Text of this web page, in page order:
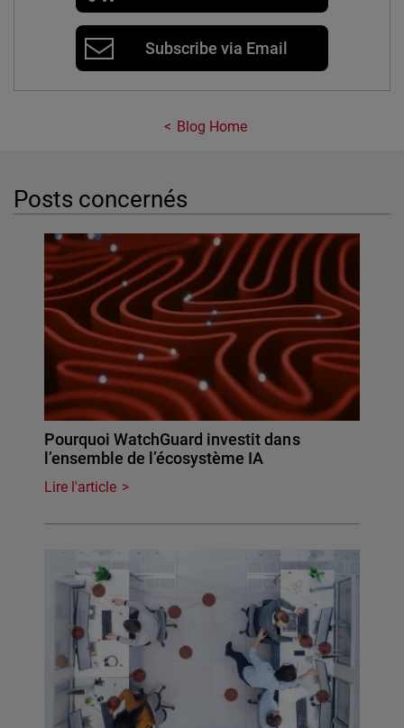
Subscribe via Email
Blog Home
Posts concernés
Pourquoi WatchGuard investit dans
l’ensemble de l’écosystème IA
Lire l'article